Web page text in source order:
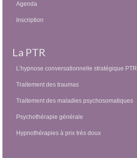
Agenda
Inscription
La PTR
L’hypnose conversationnelle stratégique PTR
Traitement des traumas
Traitement des maladies psychosomatiques
Psychothérapie générale
Hypnothérapies à prix très doux